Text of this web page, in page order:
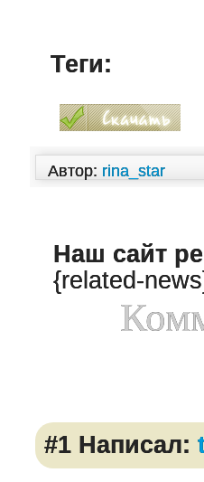
Теги:
Автор: rina_star
Наш сайт
{related-
#1 Написал: